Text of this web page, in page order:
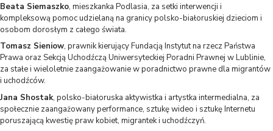
Beata Siemaszko, mieszkanka Podlasia, za setki interwencji i
kompleksową pomoc udzielaną na granicy polsko-białoruskiej dzieciom i
osobom dorosłym z całego świata.
Tomasz Sieniow, prawnik kierujący Fundacją Instytut na rzecz Państwa
Prawa oraz Sekcją Uchodźczą Uniwersyteckiej Poradni Prawnej w Lublinie,
za stałe i wieloletnie zaangażowanie w poradnictwo prawne dla migrantów
i uchodźców.
Jana Shostak, polsko-białoruska aktywistka i artystka intermedialna, za
społecznie zaangażowany performance, sztukę wideo i sztukę Internetu
poruszającą kwestię praw kobiet, migrantek i uchodźczyń.